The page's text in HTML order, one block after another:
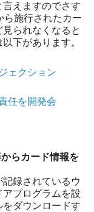
えますのでさす
ら施行されたカー
られなくなると
下があります。
ェクション
任を開発会
らカード情報を
録されているウ
プログラムを設
ダウンロードす